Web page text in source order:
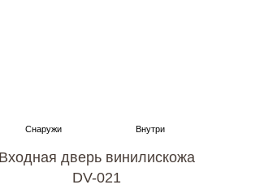
Входная дверь винилискожа
DV-021